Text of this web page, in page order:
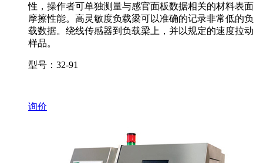
性，操作者可单独测量与感官面板数据相关的材料表面
摩擦性能。高灵敏度负载梁可以准确的记录非常低的负
载数据。绕线传感器到负载梁上，并以规定的速度拉动
样品。
型号：32-91
询价